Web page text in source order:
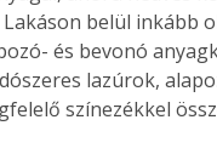
belül inkább
és bevonó
lazúrok,
színezékkel